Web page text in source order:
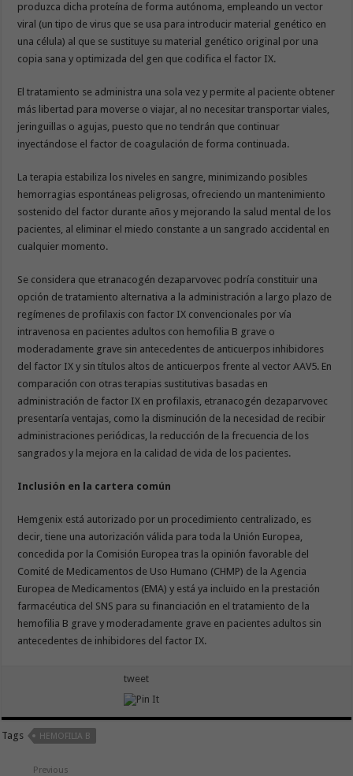
produzca dicha proteína de forma autónoma, empleando un vector
viral (un tipo de virus que se usa para introducir material genético en
una célula) al que se sustituye su material genético original por una
copia sana y optimizada del gen que codifica el factor IX.
El tratamiento se administra una sola vez y permite al paciente obtener
más libertad para moverse o viajar, al no necesitar transportar viales,
jeringuillas o agujas, puesto que no tendrán que continuar
inyectándose el factor de coagulación de forma continuada.
La terapia estabiliza los niveles en sangre, minimizando posibles
hemorragias espontáneas peligrosas, ofreciendo un mantenimiento
sostenido del factor durante años y mejorando la salud mental de los
pacientes, al eliminar el miedo constante a un sangrado accidental en
cualquier momento.
Se considera que etranacogén dezaparvovec podría constituir una
opción de tratamiento alternativa a la administración a largo plazo de
regímenes de profilaxis con factor IX convencionales por vía
intravenosa en pacientes adultos con hemofilia B grave o
moderadamente grave sin antecedentes de anticuerpos inhibidores
del factor IX y sin títulos altos de anticuerpos frente al vector AAV5. En
comparación con otras terapias sustitutivas basadas en
administración de factor IX en profilaxis, etranacogén dezaparvovec
presentaría ventajas, como la disminución de la necesidad de recibir
administraciones periódicas, la reducción de la frecuencia de los
sangrados y la mejora en la calidad de vida de los pacientes.
Inclusión en la cartera común
Hemgenix está autorizado por un procedimiento centralizado, es
decir, tiene una autorización válida para toda la Unión Europea,
concedida por la Comisión Europea tras la opinión favorable del
Comité de Medicamentos de Uso Humano (CHMP) de la Agencia
Europea de Medicamentos (EMA) y está ya incluido en la prestación
farmacéutica del SNS para su financiación en el tratamiento de la
hemofilia B grave y moderadamente grave en pacientes adultos sin
antecedentes de inhibidores del factor IX.
tweet
Tags HEMOFILIA B
Previous